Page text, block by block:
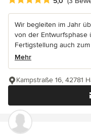
Wir begleiten im Jahr
von der Entwurfsphase
Fertigstellung auch zum
Mehr
Kampstraße 16, 42781